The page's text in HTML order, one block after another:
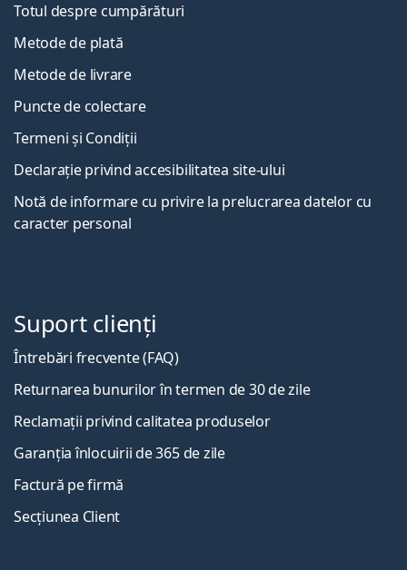
Totul despre cumpărături
Metode de plată
Metode de livrare
Puncte de colectare
Termeni și Condiții
Declarație privind accesibilitatea site-ului
Notă de informare cu privire la prelucrarea datelor cu
caracter personal
Suport clienți
Întrebări frecvente (FAQ)
Returnarea bunurilor în termen de 30 de zile
Reclamații privind calitatea produselor
Garanția înlocuirii de 365 de zile
Factură pe firmă
Secțiunea Client